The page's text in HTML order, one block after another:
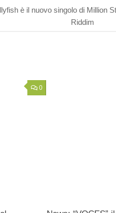
è il nuovo singolo di Million
Riddim
0